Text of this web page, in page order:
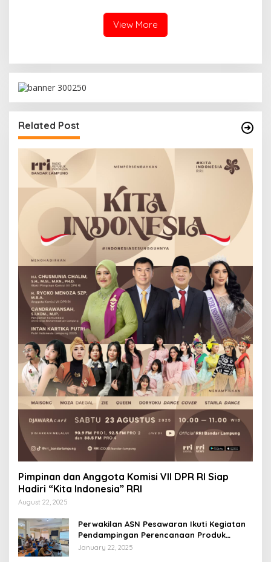
View More
Related Post
Pimpinan dan Anggota Komisi VII DPR RI Siap
Hadiri “Kita Indonesia” RRI
August 22, 2025
Perwakilan ASN Pesawaran Ikuti Kegiatan
Pendampingan Perencanaan Produk
Hukum
January 22, 2025